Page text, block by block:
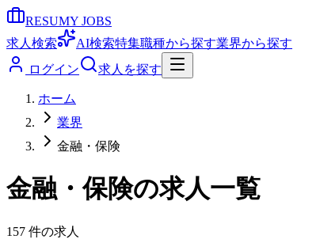
RESUMY JOBS
求人検索
AI検索特集職種から探す業界から探す
ログイン
求人を探す
ホーム
業界
金融・保険
金融・保険の求人一覧
157 件の求人